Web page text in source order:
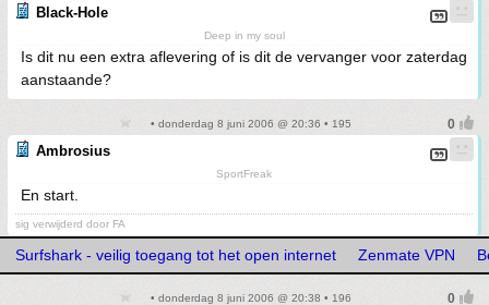
Black-Hole
Deep in my soul
Is dit nu een extra aflevering of is dit de vervanger voor zaterdag
aanstaande?
• donderdag 8 juni 2006 @ 20:36 • 195
Ambrosius
SportFreak
En start.
sig verwijderd door FA
Surfshark - veilig toegang tot het open internet Zenmate VPN
• donderdag 8 juni 2006 @ 20:38 • 196